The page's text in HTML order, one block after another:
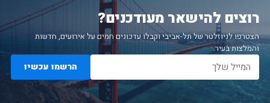
רוצים להישאר מעודכנים?
הצטרפו לניוזלטר של תל-אביבי וקבלו עדכונים חמים על אירועים, חדשות
והמלצות בעיר.
הרשמו עכשיו